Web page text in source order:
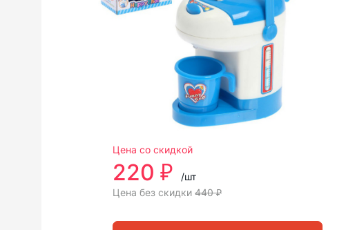
Цена со скидкой
220 ₽
/шт
Цена без скидки 440 ₽